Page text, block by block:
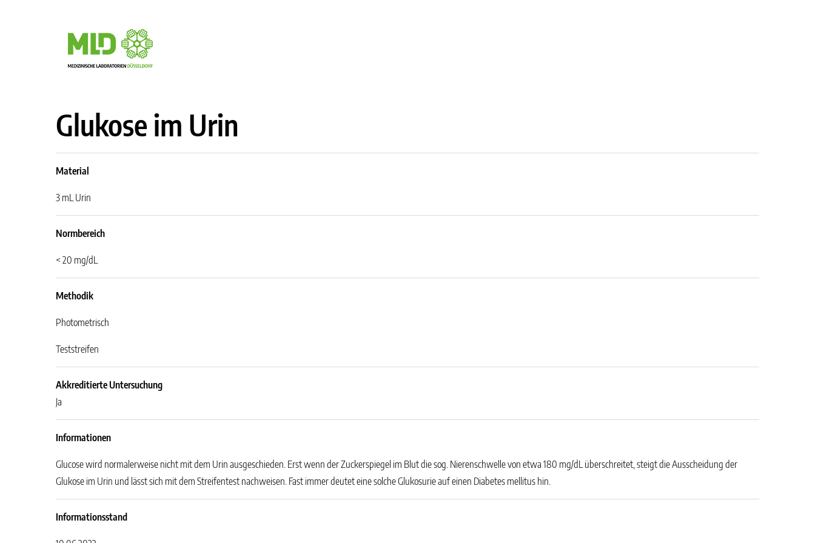
Glukose im Urin
Material
3 mL Urin
Normbereich
< 20 mg/dL
Methodik
Photometrisch
Teststreifen
Akkreditierte Untersuchung
Ja
Informationen
Glucose wird normalerweise nicht mit dem Urin ausgeschieden. Erst wenn der Zuckerspiegel im Blut die sog. Nierenschwelle von etwa 180 mg/dL überschreitet, steigt die Ausscheidung der
Glukose im Urin und lässt sich mit dem Streifentest nachweisen. Fast immer deutet eine solche Glukosurie auf einen Diabetes mellitus hin.
Informationsstand